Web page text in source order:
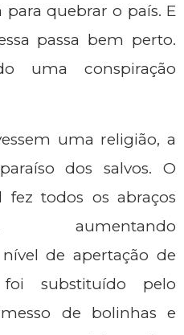
quebrar o país. E
passa bem perto.
uma conspiração
uma religião, a
dos salvos. O
fez todos os abraços
aumentando
de apertação de
substituído pelo
de bolinhas e